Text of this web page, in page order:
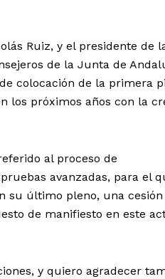
Ruiz, y el presidente de
de la Junta de
colocación de la primera
los próximos años con la
al proceso de
avanzadas, para el
su último pleno, una
de manifiesto en este
y quiero agradecer